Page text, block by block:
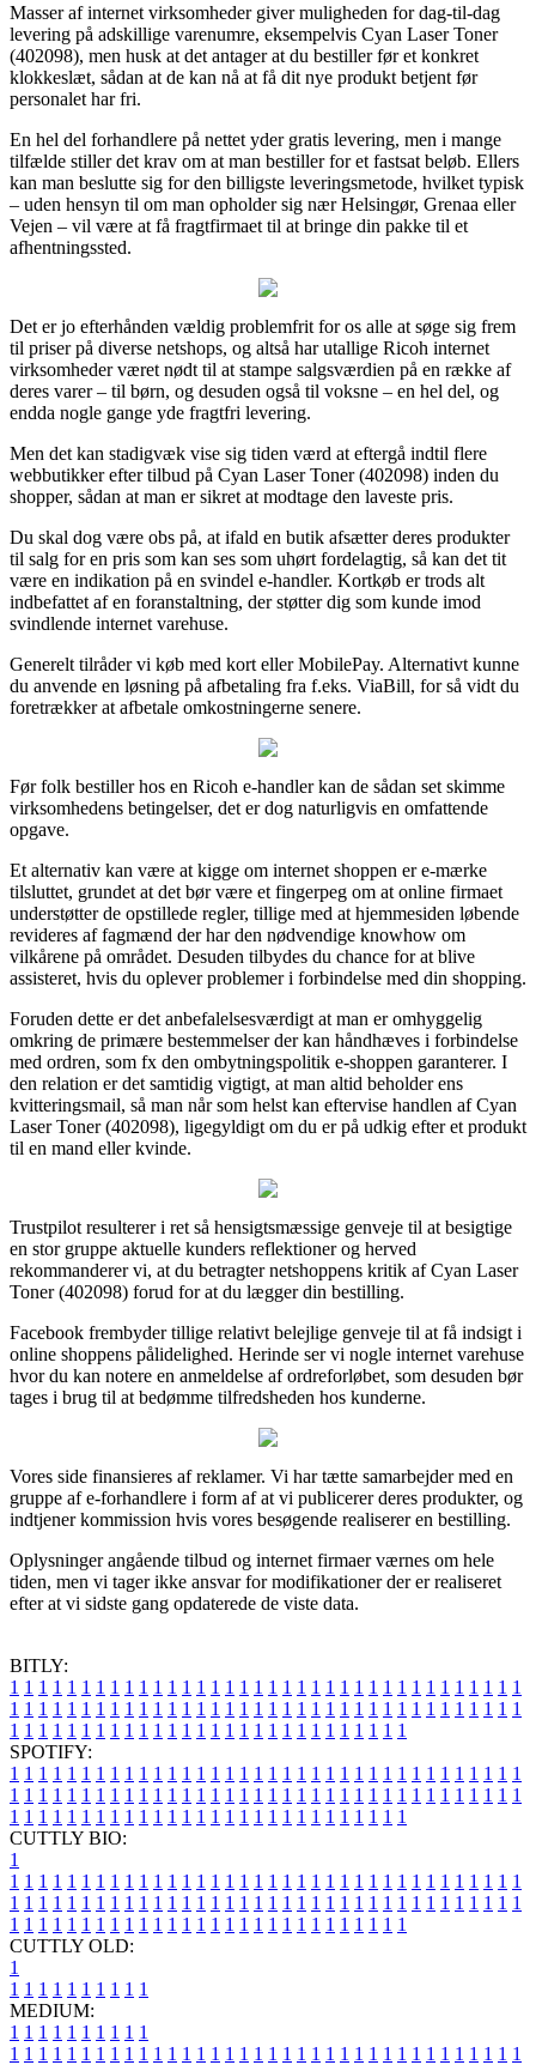
Masser af internet virksomheder giver muligheden for dag-til-dag
levering på adskillige varenumre, eksempelvis Cyan Laser Toner
(402098), men husk at det antager at du bestiller før et konkret
klokkeslæt, sådan at de kan nå at få dit nye produkt betjent før
personalet har fri.
En hel del forhandlere på nettet yder gratis levering, men i mange
tilfælde stiller det krav om at man bestiller for et fastsat beløb. Ellers
kan man beslutte sig for den billigste leveringsmetode, hvilket typisk
– uden hensyn til om man opholder sig nær Helsingør, Grenaa eller
Vejen – vil være at få fragtfirmaet til at bringe din pakke til et
afhentningssted.
Det er jo efterhånden vældig problemfrit for os alle at søge sig frem
til priser på diverse netshops, og altså har utallige Ricoh internet
virksomheder været nødt til at stampe salgsværdien på en række af
deres varer – til børn, og desuden også til voksne – en hel del, og
endda nogle gange yde fragtfri levering.
Men det kan stadigvæk vise sig tiden værd at eftergå indtil flere
webbutikker efter tilbud på Cyan Laser Toner (402098) inden du
shopper, sådan at man er sikret at modtage den laveste pris.
Du skal dog være obs på, at ifald en butik afsætter deres produkter
til salg for en pris som kan ses som uhørt fordelagtig, så kan det tit
være en indikation på en svindel e-handler. Kortkøb er trods alt
indbefattet af en foranstaltning, der støtter dig som kunde imod
svindlende internet varehuse.
Generelt tilråder vi køb med kort eller MobilePay. Alternativt kunne
du anvende en løsning på afbetaling fra f.eks. ViaBill, for så vidt du
foretrækker at afbetale omkostningerne senere.
Før folk bestiller hos en Ricoh e-handler kan de sådan set skimme
virksomhedens betingelser, det er dog naturligvis en omfattende
opgave.
Et alternativ kan være at kigge om internet shoppen er e-mærke
tilsluttet, grundet at det bør være et fingerpeg om at online firmaet
understøtter de opstillede regler, tillige med at hjemmesiden løbende
revideres af fagmænd der har den nødvendige knowhow om
vilkårene på området. Desuden tilbydes du chance for at blive
assisteret, hvis du oplever problemer i forbindelse med din shopping.
Foruden dette er det anbefalelsesværdigt at man er omhyggelig
omkring de primære bestemmelser der kan håndhæves i forbindelse
med ordren, som fx den ombytningspolitik e-shoppen garanterer. I
den relation er det samtidig vigtigt, at man altid beholder ens
kvitteringsmail, så man når som helst kan eftervise handlen af Cyan
Laser Toner (402098), ligegyldigt om du er på udkig efter et produkt
til en mand eller kvinde.
Trustpilot resulterer i ret så hensigtsmæssige genveje til at besigtige
en stor gruppe aktuelle kunders reflektioner og herved
rekommanderer vi, at du betragter netshoppens kritik af Cyan Laser
Toner (402098) forud for at du lægger din bestilling.
Facebook frembyder tillige relativt belejlige genveje til at få indsigt i
online shoppens pålidelighed. Herinde ser vi nogle internet varehuse
hvor du kan notere en anmeldelse af ordreforløbet, som desuden bør
tages i brug til at bedømme tilfredsheden hos kunderne.
Vores side finansieres af reklamer. Vi har tætte samarbejder med en
gruppe af e-forhandlere i form af at vi publicerer deres produkter, og
indtjener kommission hvis vores besøgende realiserer en bestilling.
Oplysninger angående tilbud og internet firmaer værnes om hele
tiden, men vi tager ikke ansvar for modifikationer der er realiseret
efter at vi sidste gang opdaterede de viste data.
BITLY:
1 1 1 1 1 1 1 1 1 1 1 1 1 1 1 1 1 1 1 1 1 1 1 1 1 1 1 1 1 1 1 1 1 1 1 1
1 1 1 1 1 1 1 1 1 1 1 1 1 1 1 1 1 1 1 1 1 1 1 1 1 1 1 1 1 1 1 1 1 1 1 1
1 1 1 1 1 1 1 1 1 1 1 1 1 1 1 1 1 1 1 1 1 1 1 1 1 1 1 1
SPOTIFY:
1 1 1 1 1 1 1 1 1 1 1 1 1 1 1 1 1 1 1 1 1 1 1 1 1 1 1 1 1 1 1 1 1 1 1 1
1 1 1 1 1 1 1 1 1 1 1 1 1 1 1 1 1 1 1 1 1 1 1 1 1 1 1 1 1 1 1 1 1 1 1 1
1 1 1 1 1 1 1 1 1 1 1 1 1 1 1 1 1 1 1 1 1 1 1 1 1 1 1 1
CUTTLY BIO:
1
1 1 1 1 1 1 1 1 1 1 1 1 1 1 1 1 1 1 1 1 1 1 1 1 1 1 1 1 1 1 1 1 1 1 1 1
1 1 1 1 1 1 1 1 1 1 1 1 1 1 1 1 1 1 1 1 1 1 1 1 1 1 1 1 1 1 1 1 1 1 1 1
1 1 1 1 1 1 1 1 1 1 1 1 1 1 1 1 1 1 1 1 1 1 1 1 1 1 1 1
CUTTLY OLD:
1
1 1 1 1 1 1 1 1 1 1
MEDIUM:
1 1 1 1 1 1 1 1 1 1
1 1 1 1 1 1 1 1 1 1 1 1 1 1 1 1 1 1 1 1 1 1 1 1 1 1 1 1 1 1 1 1 1 1 1 1